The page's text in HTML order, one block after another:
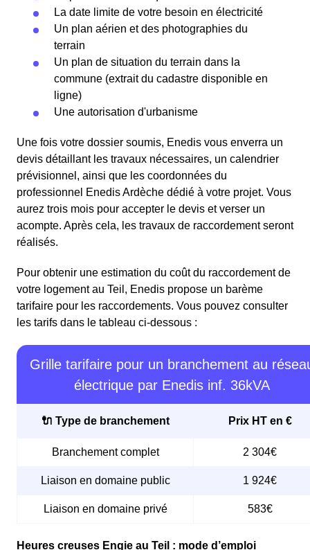
La date limite de votre besoin en électricité
Un plan aérien et des photographies du
terrain
Un plan de situation du terrain dans la
commune (extrait du cadastre disponible en
ligne)
Une autorisation d'urbanisme
Une fois votre dossier soumis, Enedis vous enverra un
devis détaillant les travaux nécessaires, un calendrier
prévisionnel, ainsi que les coordonnées du
professionnel Enedis Ardèche dédié à votre projet. Vous
aurez trois mois pour accepter le devis et verser un
acompte. Après cela, les travaux de raccordement seront
réalisés.
Pour obtenir une estimation du coût du raccordement de
votre logement au Teil, Enedis propose un barème
tarifaire pour les raccordements. Vous pouvez consulter
les tarifs dans le tableau ci-dessous :
Grille tarifaire pour un branchement au
électrique par Enedis inf. 36kVA
🔌 Type de branchement Prix HT en €
Branchement complet 2 304€
Liaison en domaine public 1 924€
Liaison en domaine privé 583€
Heures creuses Engie au Teil : mode d’emploi